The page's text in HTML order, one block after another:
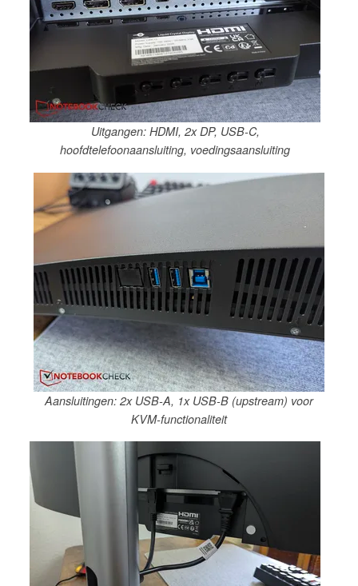
Uitgangen: HDMI, 2x DP, USB-C,
hoofdtelefoonaansluiting, voedingsaansluiting
Aansluitingen: 2x USB-A, 1x USB-B (upstream) voor
KVM-functionaliteit